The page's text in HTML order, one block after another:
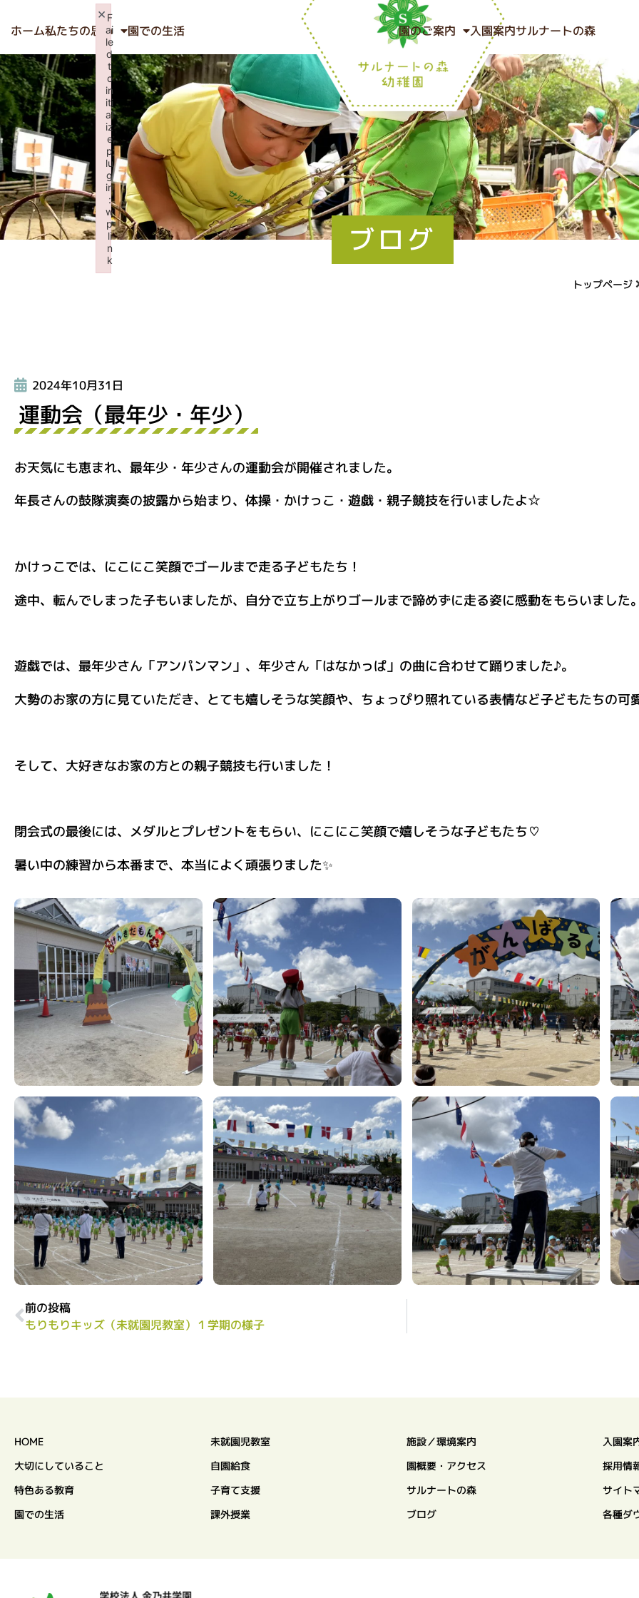
ホーム私たちの思い 園での生活 園のご案内 入園案内サルナートの森
ブログ
トップページ
2024年10月31日
運動会（最年少・年少）
お天気にも恵まれ、最年少・年少さんの運動会が開催されました。
年長さんの鼓隊演奏の披露から始まり、体操・かけっこ・遊戯・親子競技を行いましたよ☆
かけっこでは、にこにこ笑顔でゴールまで走る子どもたち！
途中、転んでしまった子もいましたが、自分で立ち上がりゴールまで諦めずに走る姿に感動をもらいました
遊戯では、最年少さん「アンパンマン」、年少さん「はなかっぱ」の曲に合わせて踊りました♪。
大勢のお家の方に見ていただき、とても嬉しそうな笑顔や、ちょっぴり照れている表情など子どもたちの
そして、大好きなお家の方との親子競技も行いました！
閉会式の最後には、メダルとプレゼントをもらい、にこにこ笑顔で嬉しそうな子どもたち♡
暑い中の練習から本番まで、本当によく頑張りました✨
前の投稿
もりもりキッズ（未就園児教室）１学期の様子
HOME
大切にしていること
特色ある教育
園での生活
未就園児教室
自園給食
子育て支援
課外授業
施設／環境案内
園概要・アクセス
サルナートの森
ブログ
入園案
採用情
サイト
各種ダ
F
ai
le
d
t
o
in
iti
al
iz
e
p
lu
g
in
:
w
p
li
n
k
×
Failed to initialize plugin: wplink